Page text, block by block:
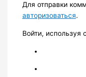
Для отправки
авторизоваться.
Войти, используя